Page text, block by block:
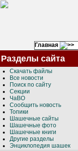
Главная
Разделы сайта
Скачать файлы
Все новости
Поиск по сайту
Секции
ЧаВО
Сообщить новость
Топики
Шашечные сайты
Шашечные фото
Шашечные книги
Другие разделы
Энциклопедия шашек